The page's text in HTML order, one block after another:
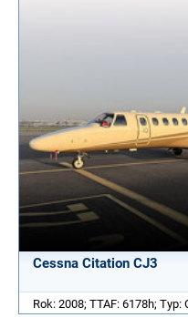
Cessna Citation CJ3
Rok: 2008; TTAF: 6178h;